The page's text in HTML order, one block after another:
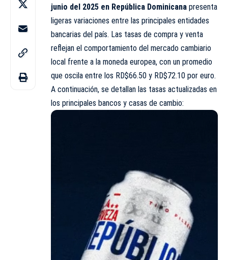
junio del 2025 en República Dominicana presenta
ligeras variaciones entre las principales entidades
bancarias del país. Las tasas de compra y venta
reflejan el comportamiento del mercado cambiario
local frente a la moneda europea, con un promedio
que oscila entre los RD$66.50 y RD$72.10 por euro.
A continuación, se detallan las tasas actualizadas en
los principales bancos y casas de cambio: